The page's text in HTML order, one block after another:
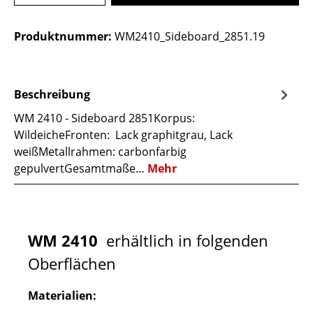
Produktnummer: WM2410_Sideboard_2851.19
Beschreibung
WM 2410 - Sideboard 2851Korpus:
WildeicheFronten: Lack graphitgrau, Lack
weißMetallrahmen: carbonfarbig
gepulvertGesamtmaße… Mehr
WM 2410 erhältlich in folgenden
Oberflächen
Materialien: